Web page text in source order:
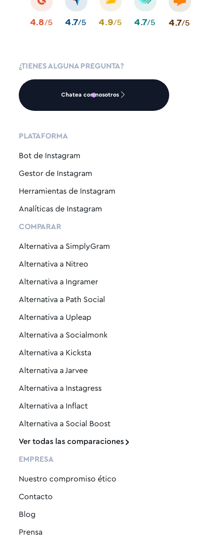
4.8/5 4.7/5 4.9/5 4.7/5 4.7/5
¿TIENES ALGUNA PREGUNTA?
Chatea con nosotros
PLATAFORMA
Bot de Instagram
Gestor de Instagram
Herramientas de Instagram
Analíticas de Instagram
COMPARAR
Alternativa a SimplyGram
Alternativa a Nitreo
Alternativa a Ingramer
Alternativa a Path Social
Alternativa a Upleap
Alternativa a Socialmonk
Alternativa a Kicksta
Alternativa a Jarvee
Alternativa a Instagress
Alternativa a Inflact
Alternativa a Social Boost
Ver todas las comparaciones
EMPRESA
Nuestro compromiso ético
Contacto
Blog
Prensa